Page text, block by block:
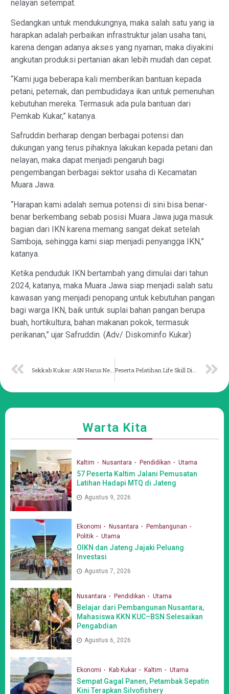
nelayan setempat.
Sedangkan untuk mendukungnya, maka salah satu yang ia
harapkan adalah perbaikan infrastruktur jalan usaha tani,
karena dengan adanya akses yang nyaman, maka diyakini
angkutan produksi pertanian akan lebih mudah dan cepat.
“Kami juga beberapa kali memberikan bantuan kepada
petani, peternak, dan pembudidaya ikan untuk pemenuhan
kebutuhan mereka. Termasuk ada pula bantuan dari
Pemkab Kukar,” katanya.
Safruddin berharap dengan berbagai potensi dan
dukungan yang terus pihaknya lakukan kepada petani dan
nelayan, maka dapat menjadi pengaruh bagi
pengembangan berbagai sektor usaha di Kecamatan
Muara Jawa.
“Harapan kami adalah semua potensi di sini bisa benar-
benar berkembang sebab posisi Muara Jawa juga masuk
bagian dari IKN karena memang sangat dekat setelah
Samboja, sehingga kami siap menjadi penyangga IKN,”
katanya.
Ketika penduduk IKN bertambah yang dimulai dari tahun
2024, katanya, maka Muara Jawa siap menjadi salah satu
kawasan yang menjadi penopang untuk kebutuhan pangan
bagi warga IKN, baik untuk suplai bahan pangan berupa
buah, hortikultura, bahan makanan pokok, termasuk
perikanan,” ujar Safruddin. (Adv/ Diskominfo Kukar)
Warta Kita
Kaltim Nusantara Pendidikan Utama
57 Peserta Kaltim Jalani Pemusatan
Latihan Hadapi MTQ di Jateng
Agustus 9, 2026
Ekonomi Nusantara
Pembangunan
Politik
Utama
OIKN dan Jateng Jajaki Peluang
Investasi
Agustus 7, 2026
Nusantara Pendidikan Utama
Belajar dari Pembangunan Nusantara,
Mahasiswa KKN KUC–BSN Selesaikan
Pengabdian
Agustus 6, 2026
Ekonomi Kab Kukar Kaltim Utama
Sempat Gagal Panen, Petambak Sepatin
Kini Terapkan Silvofishery